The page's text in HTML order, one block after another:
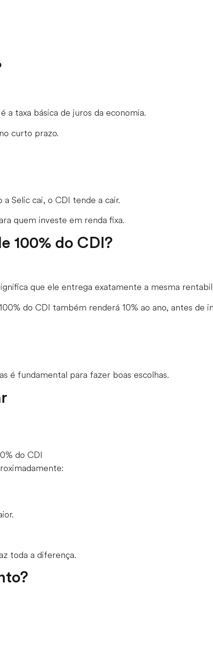
a taxa básica de juros da economia.
curto prazo.
Selic cai, o CDI tende a cair.
quem investe em renda fixa.
100% do CDI?
que ele entrega exatamente a mesma
do CDI também renderá 10% ao ano, antes de
é fundamental para fazer boas escolhas.
do CDI
toda a diferença.